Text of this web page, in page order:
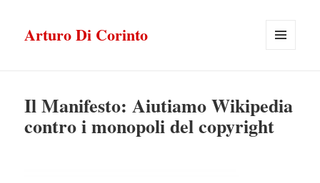
Arturo Di Corinto
Il Manifesto: Aiutiamo Wikipedia
contro i monopoli del copyright